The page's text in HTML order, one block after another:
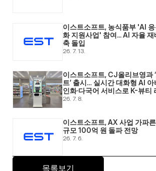
이스트소프트, 농식품부 'AI
화 지원사업' 참여... AI 자율
축 돌입
26. 7. 13.
이스트소프트, CJ올리브영과
트’ 출시… 실시간 대화형 AI
인화·다국어 서비스로 K-뷰티
26. 7. 8.
이스트소프트, AX 사업 가파
규모 100억 원 돌파 전망
26. 7. 6.
목록보기